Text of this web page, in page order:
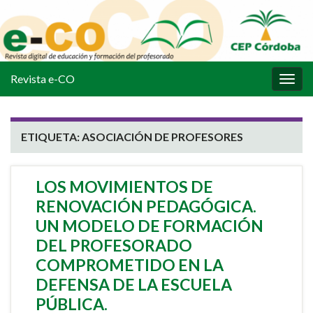
la
Revista e-CO
ETIQUETA: ASOCIACIÓN DE PROFESORES
LOS MOVIMIENTOS DE
RENOVACIÓN PEDAGÓGICA.
UN MODELO DE FORMACIÓN
DEL PROFESORADO
COMPROMETIDO EN LA
DEFENSA DE LA ESCUELA
PÚBLICA.